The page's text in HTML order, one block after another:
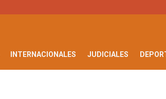
INTERNACIONALES JUDICIALES